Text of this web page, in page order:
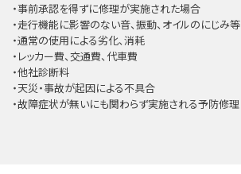
・事前承認を得ずに修理が実施された場合
・走行機能に影響のない音、振動、オイルのにじみ等
・通常の使用による劣化、消耗
・レッカー費、交通費、代車費
・他社診断料
・天災・事故が起因による不具合
・故障症状が無いにも関わらず実施される予防修理